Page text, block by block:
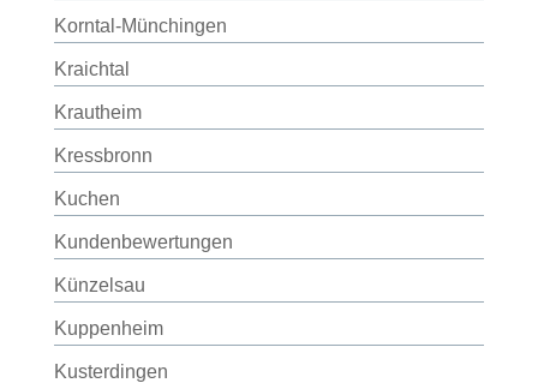
Korntal-Münchingen
Kraichtal
Krautheim
Kressbronn
Kuchen
Kundenbewertungen
Künzelsau
Kuppenheim
Kusterdingen